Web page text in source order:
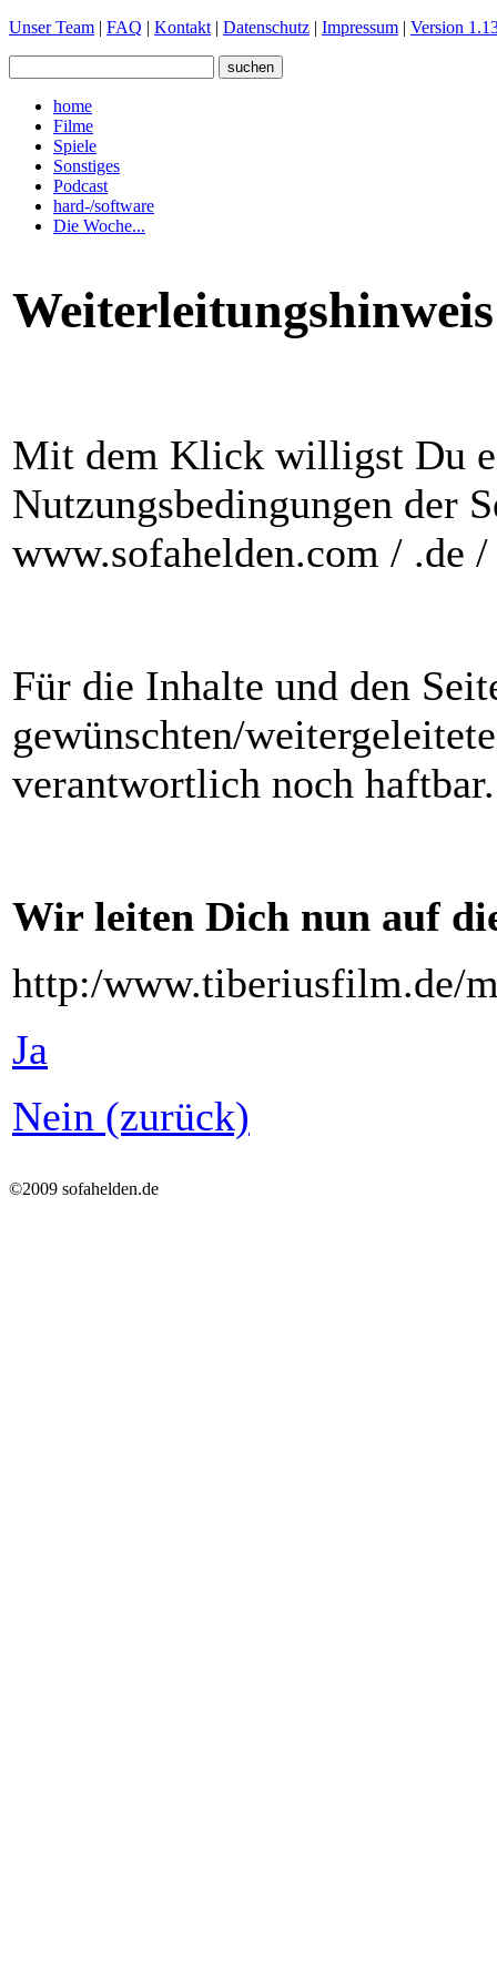
Unser Team | FAQ | Kontakt | Datenschutz | Impressum | Version
home
Filme
Spiele
Sonstiges
Podcast
hard-/software
Die Woche...
Weiterleitungshinweis
Mit dem Klick willigst Du
Nutzungsbedingungen der
www.sofahelden.com / .de
Für die Inhalte und den
gewünschten/
verantwortlich noch haftbar.
Wir leiten Dich nun auf
http:/www.tiberiusfilm.de/
Ja
Nein (zurück)
©2009 sofahelden.de